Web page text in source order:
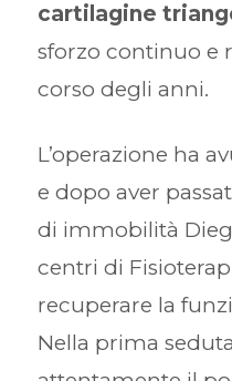
cartilagine
sforzo continuo e
corso degli anni.
L’operazione ha
e dopo aver
di immobilità
centri di
recuperare la
Nella prima